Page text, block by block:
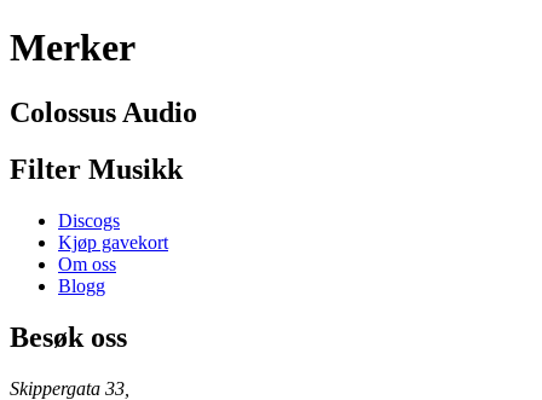
Merker
Colossus Audio
Filter Musikk
Discogs
Kjøp gavekort
Om oss
Blogg
Besøk oss
Skippergata 33,